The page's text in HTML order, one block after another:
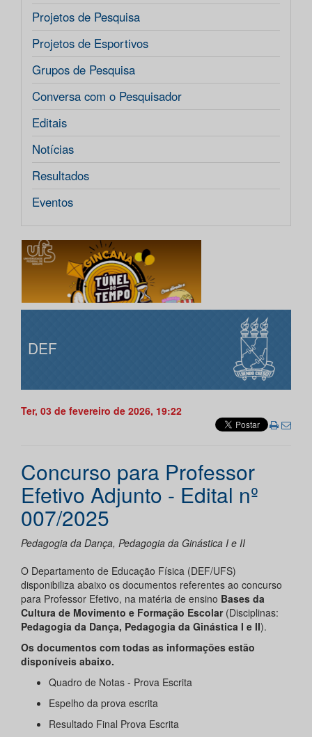
Projetos de Pesquisa
Projetos de Esportivos
Grupos de Pesquisa
Conversa com o Pesquisador
Editais
Notícias
Resultados
Eventos
DEF
Ter, 03 de fevereiro de 2026, 19:22
Concurso para Professor
Efetivo Adjunto - Edital nº
007/2025
Pedagogia da Dança, Pedagogia da Ginástica I e II
O Departamento de Educação Física (DEF/UFS)
disponibiliza abaixo os documentos referentes ao concurso
para Professor Efetivo, na matéria de ensino Bases da
Cultura de Movimento e Formação Escolar(Disciplinas:
Pedagogia da Dança, Pedagogia da Ginástica I e II).
Os documentos com todas as informações estão
disponíveis abaixo.
Quadro de Notas - Prova Escrita
Espelho da prova escrita
Resultado Final Prova Escrita